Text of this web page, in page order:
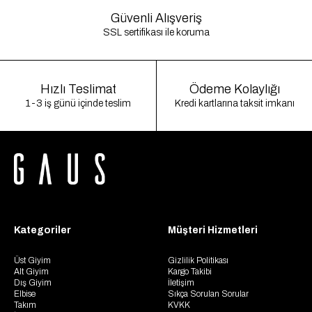
Güvenli Alışveriş
SSL sertifikası ile koruma
Hızlı Teslimat
1-3 iş günü içinde teslim
Ödeme Kolaylığı
Kredi kartlarına taksit imkanı
Kategoriler
Üst Giyim
Alt Giyim
Dış Giyim
Elbise
Takım
Müşteri Hizmetleri
Gizlilik Politikası
Kargo Takibi
İletişim
Sıkça Sorulan Sorular
KVKK